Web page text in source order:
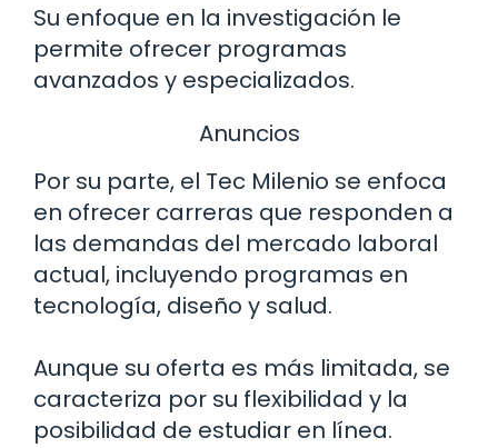
Su enfoque en la investigación le
permite ofrecer programas
avanzados y especializados.
Anuncios
Por su parte, el Tec Milenio se enfoca
en ofrecer carreras que responden a
las demandas del mercado laboral
actual, incluyendo programas en
tecnología, diseño y salud.
Aunque su oferta es más limitada, se
caracteriza por su flexibilidad y la
posibilidad de estudiar en línea.